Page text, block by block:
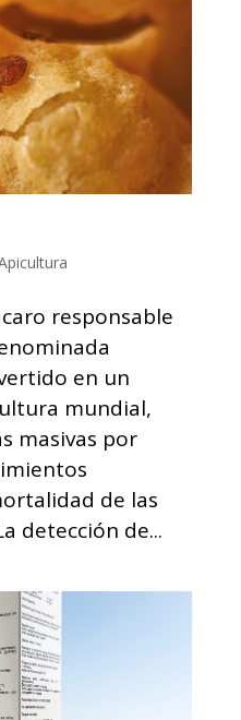
responsable
en un
mundial,
masivas por
de las
detección de...